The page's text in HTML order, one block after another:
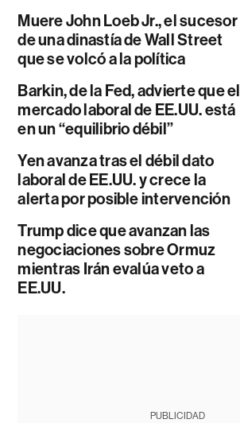
Muere John Loeb Jr., el sucesor
de una dinastía de Wall Street
que se volcó a la política
Barkin, de la Fed, advierte que el
mercado laboral de EE.UU. está
en un “equilibrio débil”
Yen avanza tras el débil dato
laboral de EE.UU. y crece la
alerta por posible intervención
Trump dice que avanzan las
negociaciones sobre Ormuz
mientras Irán evalúa veto a
EE.UU.
PUBLICIDAD